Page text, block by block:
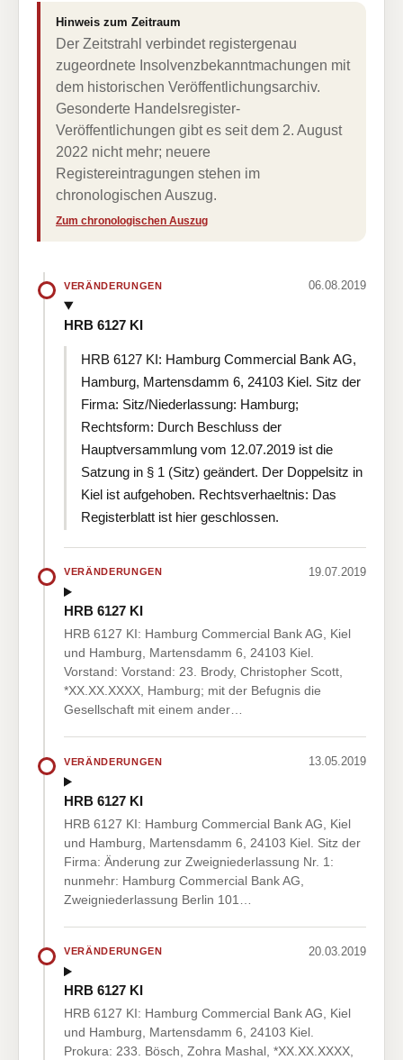
Hinweis zum Zeitraum
Der Zeitstrahl verbindet registergenau
zugeordnete Insolvenzbekanntmachungen mit
dem historischen Veröffentlichungsarchiv.
Gesonderte Handelsregister-
Veröffentlichungen gibt es seit dem 2. August
2022 nicht mehr; neuere
Registereintragungen stehen im
chronologischen Auszug.
Zum chronologischen Auszug
VERÄNDERUNGEN 06.08.2019
HRB 6127 KI
HRB 6127 KI: Hamburg Commercial Bank AG,
Hamburg, Martensdamm 6, 24103 Kiel. Sitz der
Firma: Sitz/Niederlassung: Hamburg;
Rechtsform: Durch Beschluss der
Hauptversammlung vom 12.07.2019 ist die
Satzung in § 1 (Sitz) geändert. Der Doppelsitz in
Kiel ist aufgehoben. Rechtsverhaeltnis: Das
Registerblatt ist hier geschlossen.
VERÄNDERUNGEN 19.07.2019
HRB 6127 KI
HRB 6127 KI: Hamburg Commercial Bank AG, Kiel
und Hamburg, Martensdamm 6, 24103 Kiel.
Vorstand: Vorstand: 23. Brody, Christopher Scott,
*XX.XX.XXXX, Hamburg; mit der Befugnis die
Gesellschaft mit einem ander…
VERÄNDERUNGEN 13.05.2019
HRB 6127 KI
HRB 6127 KI: Hamburg Commercial Bank AG, Kiel
und Hamburg, Martensdamm 6, 24103 Kiel. Sitz der
Firma: Änderung zur Zweigniederlassung Nr. 1:
nunmehr: Hamburg Commercial Bank AG,
Zweigniederlassung Berlin 101…
VERÄNDERUNGEN 20.03.2019
HRB 6127 KI
HRB 6127 KI: Hamburg Commercial Bank AG, Kiel
und Hamburg, Martensdamm 6, 24103 Kiel.
Prokura: 233. Bösch, Zohra Mashal, *XX.XX.XXXX,